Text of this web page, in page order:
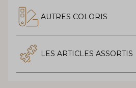
AUTRES COLORIS
LES ARTICLES ASSORTIS